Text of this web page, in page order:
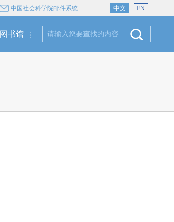
中国社会科学院邮件系统 中文 EN
图书馆